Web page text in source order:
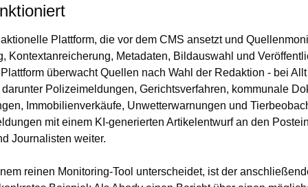
Plattform, die vor dem CMS ansetzt und
Kontextanreicherung, Metadaten, Bildauswahl und
überwacht Quellen nach Wahl der Redaktion - bei
Polizeimeldungen, Gerichtsverfahren, kommunale
Immobilienverkäufe, Unwetterwarnungen und
mit einem KI-generierten Artikelentwurf an den
Journalisten weiter.
reinen Monitoring-Tool unterscheidet, ist der